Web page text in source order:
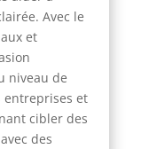
Avec le
et
niveau de
entreprises et
cibler des
des